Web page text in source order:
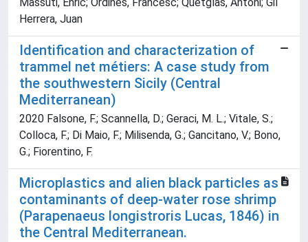
Massuti, Enric; Ordines, Francesc; Quetglas, Antoni; Gil
Herrera, Juan
Identification and characterization of
trammel net métiers: A case study from
the southwestern Sicily (Central
Mediterranean)
2020 Falsone, F.; Scannella, D.; Geraci, M. L.; Vitale, S.;
Colloca, F.; Di Maio, F.; Milisenda, G.; Gancitano, V.; Bono,
G.; Fiorentino, F.
Microplastics and alien black particles as
contaminants of deep-water rose shrimp
(Parapenaeus longistroris Lucas, 1846) in
the Central Mediterranean.